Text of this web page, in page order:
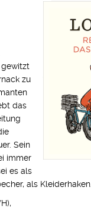
gewitzt
zu
das
Sein
immer
es als
als Kleiderhaken…